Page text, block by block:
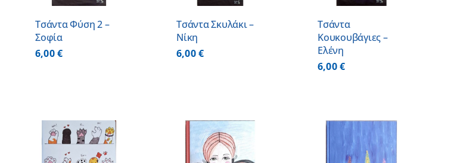
Τσάντα Φύση 2 –
Σοφία
6,00€
Τσάντα Σκυλάκι –
Νίκη
6,00€
Τσάντα
Κουκουβάγιες –
Ελένη
6,00€